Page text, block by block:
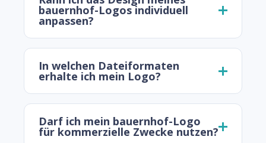
bauernhof-Logos individuell
anpassen?
In welchen Dateiformaten
erhalte ich mein Logo?
Darf ich mein bauernhof-Logo
für kommerzielle Zwecke nutzen?